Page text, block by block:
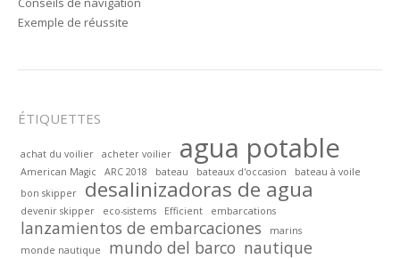
Exemple de réussite
ÉTIQUETTES
achat du voilier acheter voilier agua potable
American Magic ARC 2018 bateau bateaux d'occasion
bateau à voile
bon skipper
desalinizadoras de agua
devenir skipper eco-sistems Efficient embarcations
lanzamientos de embarcaciones
marins
monde nautique
mundo del barco nautique